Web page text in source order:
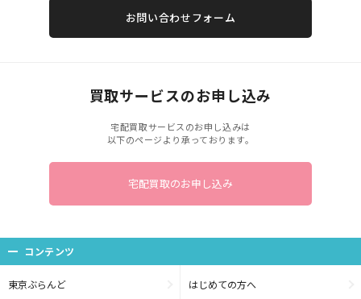
お問い合わせフォーム
買取サービスのお申し込み
宅配買取サービスのお申し込みは
以下のページより承っております。
宅配買取のお申し込み
コンテンツ
東京ぶらんど はじめての方へ